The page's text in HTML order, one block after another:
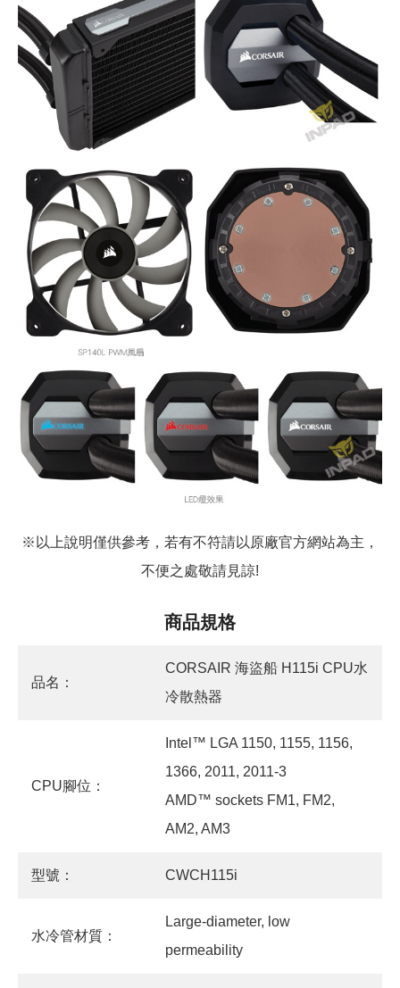
※以上說明僅供參考，若有不符請以原廠官方網站為主，
不便之處敬請見諒!
商品規格
品名：
CORSAIR 海盜船 H115i CPU水
冷散熱器
CPU腳位：
Intel™ LGA 1150, 1155, 1156,
1366, 2011, 2011-3
AMD™ sockets FM1, FM2,
AM2, AM3
型號： CWCH115i
水冷管材質：
Large-diameter, low
permeability